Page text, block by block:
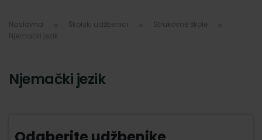
Naslovna Školski udžbenici
Strukovne škole
Njemački jezik